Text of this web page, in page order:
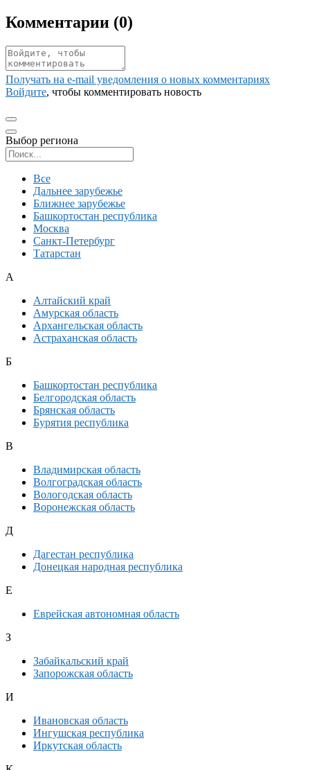
Комментарии (0)
Получать на e‑mail уведомления о новых комментариях
Войдите, чтобы комментировать новость
Выбор региона
Все
Дальнее зарубежье
Ближнее зарубежье
Башкортостан республика
Москва
Санкт-Петербург
Татарстан
А
Алтайский край
Амурская область
Архангельская область
Астраханская область
Б
Башкортостан республика
Белгородская область
Брянская область
Бурятия республика
В
Владимирская область
Волгоградская область
Вологодская область
Воронежская область
Д
Дагестан республика
Донецкая народная республика
Е
Еврейская автономная область
З
Забайкальский край
Запорожская область
И
Ивановская область
Ингушская республика
Иркутская область